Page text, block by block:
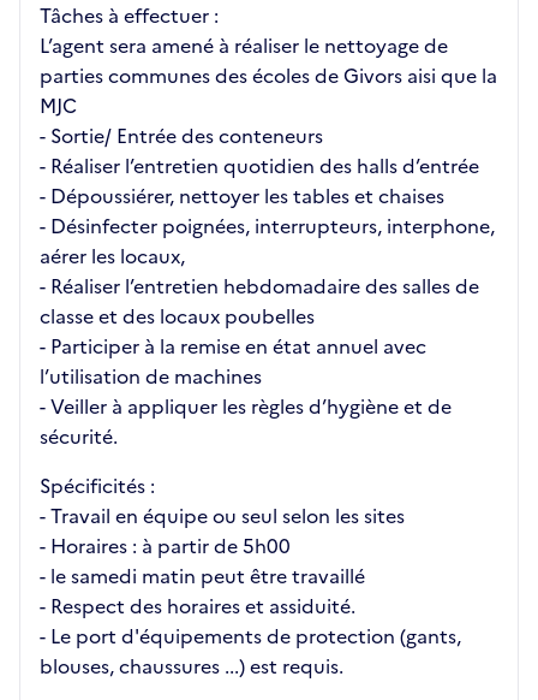
Tâches à effectuer :
L’agent sera amené à réaliser le nettoyage de
parties communes des écoles de Givors aisi que la
MJC
- Sortie/ Entrée des conteneurs
- Réaliser l’entretien quotidien des halls d’entrée
- Dépoussiérer, nettoyer les tables et chaises
- Désinfecter poignées, interrupteurs, interphone,
aérer les locaux,
- Réaliser l’entretien hebdomadaire des salles de
classe et des locaux poubelles
- Participer à la remise en état annuel avec
l’utilisation de machines
- Veiller à appliquer les règles d’hygiène et de
sécurité.
Spécificités :
- Travail en équipe ou seul selon les sites
- Horaires : à partir de 5h00
- le samedi matin peut être travaillé
- Respect des horaires et assiduité.
- Le port d'équipements de protection (gants,
blouses, chaussures ...) est requis.